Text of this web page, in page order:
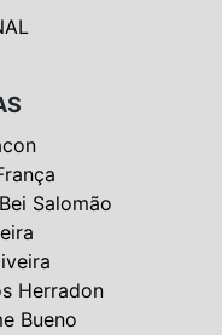
Salomão
Herradon
Bueno